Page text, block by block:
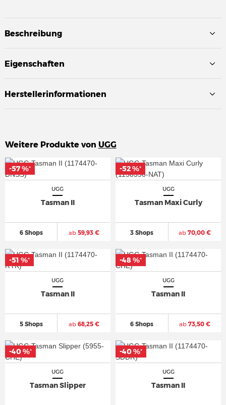
Beschreibung
Eigenschaften
Herstellerinformationen
Weitere Produkte von UGG
UGG
Tasman II
6 Shops ab59,93 €
-57 %*
-57 %*
UGG
Tasman Maxi Curly
3 Shops ab70,00 €
-52 %*
-52 %*
UGG
Tasman II
5 Shops ab68,25 €
-51 %*
-51 %*
UGG
Tasman II
6 Shops ab73,50 €
-48 %*
-48 %*
UGG
Tasman Slipper
-40 %*
-40 %*
UGG
Tasman II
-40 %*
-40 %*